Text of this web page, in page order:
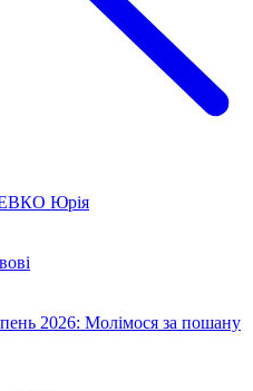
Юрія
2026: Молімося за пошану